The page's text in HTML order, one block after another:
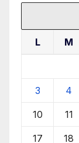
L M
3 4
10 11
17 18